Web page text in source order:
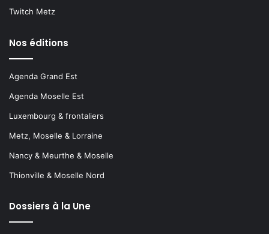
Twitch Metz
Nos éditions
Agenda Grand Est
Agenda Moselle Est
Luxembourg & frontaliers
Metz, Moselle & Lorraine
Nancy & Meurthe & Moselle
Thionville & Moselle Nord
Dossiers à la Une